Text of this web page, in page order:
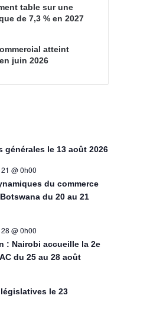
table sur une
de 7,3 % en 2027
atteint
juin 2026
générales le 13 août 2026
@ 0h00
du commerce
du 20 au 21
@ 0h00
: Nairobi accueille la 2e
du 25 au 28 août
le 23